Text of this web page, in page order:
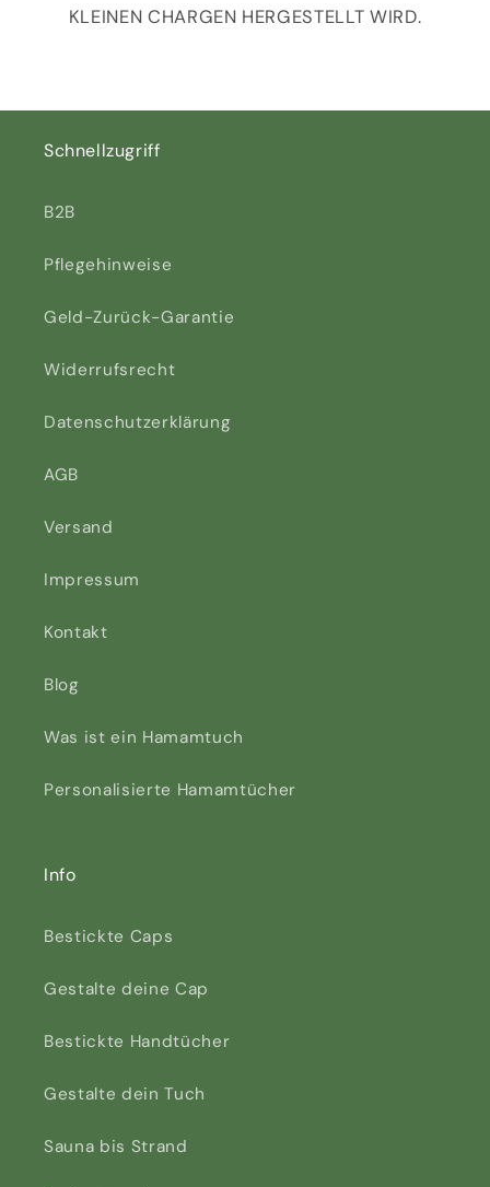
KLEINEN CHARGEN HERGESTELLT WIRD.
Schnellzugriff
B2B
Pflegehinweise
Geld-Zurück-Garantie
Widerrufsrecht
Datenschutzerklärung
AGB
Versand
Impressum
Kontakt
Blog
Was ist ein Hamamtuch
Personalisierte Hamamtücher
Info
Bestickte Caps
Gestalte deine Cap
Bestickte Handtücher
Gestalte dein Tuch
Sauna bis Strand